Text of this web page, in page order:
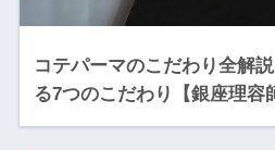
コテパーマのこだわり全解
る7つのこだわり【銀座理容